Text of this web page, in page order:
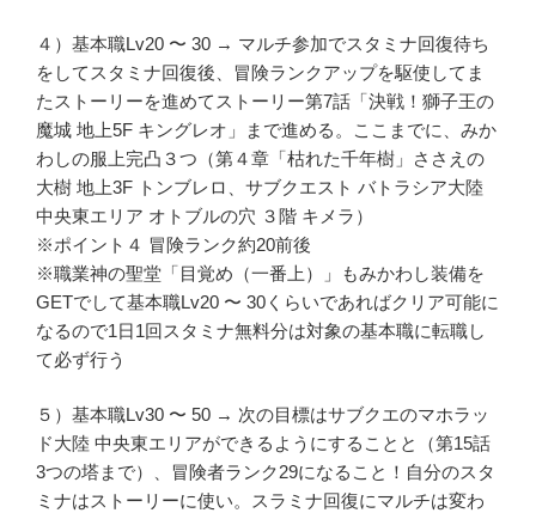
４）基本職Lv20 〜 30 → マルチ参加でスタミナ回復待ち
をしてスタミナ回復後、冒険ランクアップを駆使してま
たストーリーを進めてストーリー第7話「決戦！獅子王の
魔城 地上5F キングレオ」まで進める。ここまでに、みか
わしの服上完凸３つ（第４章「枯れた千年樹」ささえの
大樹 地上3F トンブレロ、サブクエスト バトラシア大陸
中央東エリア オトブルの穴 ３階 キメラ）
※ポイント４ 冒険ランク約20前後
※職業神の聖堂「目覚め（一番上）」もみかわし装備を
GETでして基本職Lv20 〜 30くらいであればクリア可能に
なるので1日1回スタミナ無料分は対象の基本職に転職し
て必ず行う
５）基本職Lv30 〜 50 → 次の目標はサブクエのマホラッ
ド大陸 中央東エリアができるようにすることと（第15話
3つの塔まで）、冒険者ランク29になること！自分のスタ
ミナはストーリーに使い。スラミナ回復にマルチは変わ